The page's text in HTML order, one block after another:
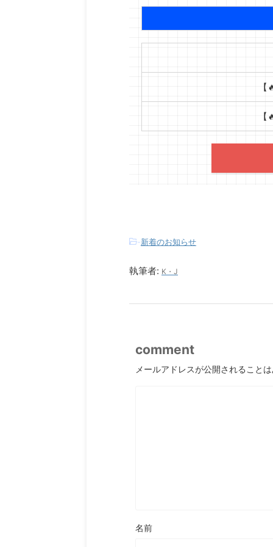
-新着のお知らせ
執筆者: K・J
comment
メールアドレスが公開されること
名前